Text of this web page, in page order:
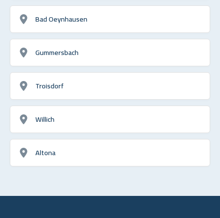
Bad Oeynhausen
Gummersbach
Troisdorf
Willich
Altona